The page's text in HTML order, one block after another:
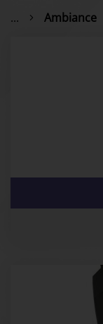
... Ambiance